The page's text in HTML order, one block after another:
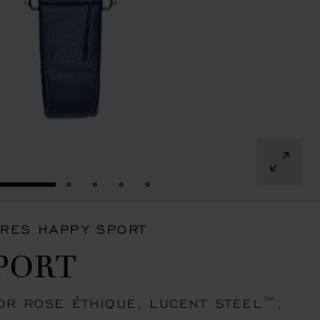
ALLER À LA DIAPOSITIVE 1
ALLER À LA DIAPOSITIVE 2
ALLER À LA
ALLER À LA
ALLER À LA
HAPPY SPORT
ROSE ÉTHIQUE, LUCENT STEEL™,